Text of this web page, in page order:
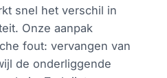
snel het verschil in
Onze aanpak
fout: vervangen van
de onderliggende